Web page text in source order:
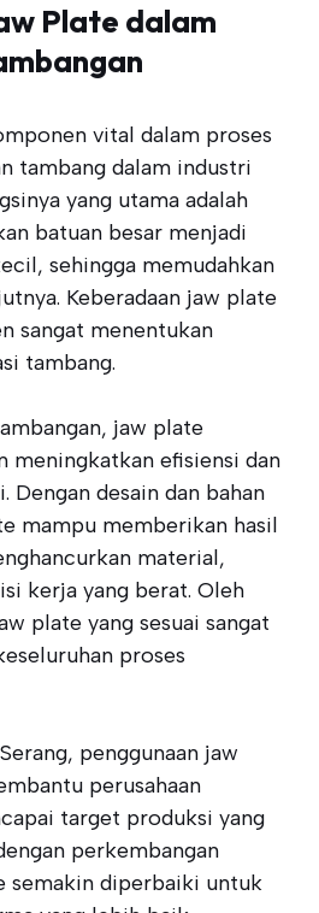
Plate dalam
vital dalam proses
tambang dalam industri
yang utama adalah
batuan besar menjadi
sehingga memudahkan
Keberadaan jaw plate
sangat menentukan
tambang.
jaw plate
meningkatkan efisiensi dan
desain dan bahan
mampu memberikan hasil
material,
kerja yang berat. Oleh
plate yang sesuai sangat
proses
penggunaan jaw
perusahaan
target produksi yang
perkembangan
semakin diperbaiki untuk